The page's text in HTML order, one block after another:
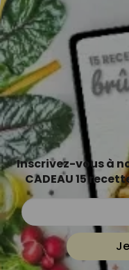
Inscrivez-vous à
CADEAU 15